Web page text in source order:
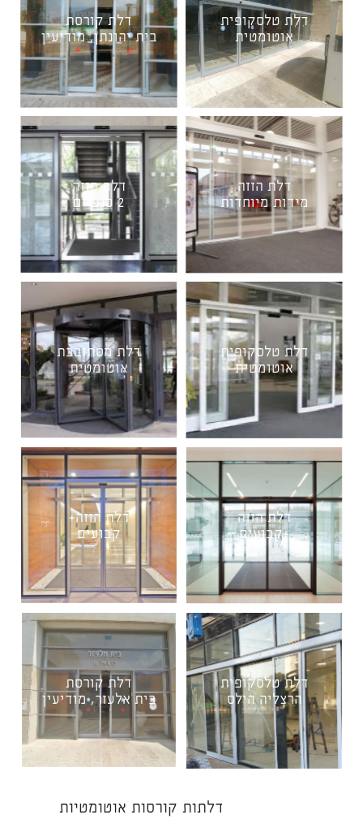
דלת טלסקופית
אוטומטית
דלת קורסת
בית יהונתן, מודיעין
דלת הזזה
מידות מיוחדות
דלת הזזה
2 כנפיים
דלת טלסקופית
אוטומטית
דלת מסתובבת
אוטומטית
דלת הזזה
+קבועים
דלת הזזה+
קבועים
דלת טלסקופית
הרצליה הילס
דלת קורסת
בית אלעזר, מודיעין
דלתות קורסות אוטומטיות